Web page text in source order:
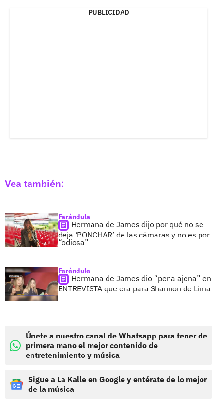
PUBLICIDAD
Vea también:
Farándula
Hermana de James dijo por qué no se
deja ‘PONCHAR’ de las cámaras y no es por
“odiosa”
Farándula
Hermana de James dio “pena ajena” en
ENTREVISTA que era para Shannon de Lima
Únete a nuestro canal de Whatsapp para tener de
primera mano el mejor contenido de
entretenimiento y música
Sigue a La Kalle en Google y entérate de lo mejor
de la música